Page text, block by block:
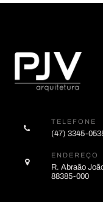
TELEFONE
(47) 3345-
ENDEREÇO
R. Abraão
88385-000